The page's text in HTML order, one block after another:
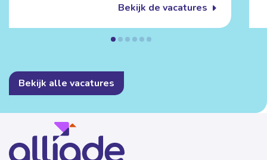
Bekijk de vacatures
Bekijk alle vacatures